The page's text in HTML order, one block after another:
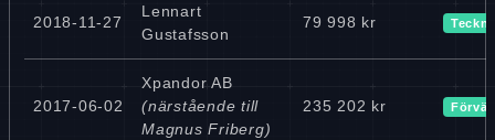
2018-11-27
Lennart
Gustafsson
79 998 kr
2017-06-02
Xpandor AB
(närstående till
Magnus Friberg)
235 202 kr